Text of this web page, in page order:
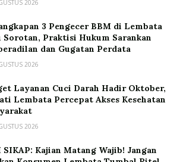
2026
3 Pengecer BBM di Lembata
Sorotan, Praktisi Hukum Sarankan
dan Gugatan Perdata
2026
Layanan Cuci Darah Hadir Oktober,
Lembata Percepat Akses Kesehatan
2026
SIKAP: Kajian Matang Wajib! Jangan